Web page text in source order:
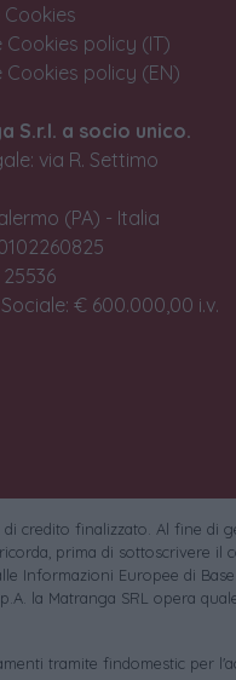
Cookies policy (IT)
Cookies policy (EN)
S.r.l. a socio unico.
via R. Settimo
(PA) - Italia
25536
€ 600.000,00 i.v.
credito finalizzato. Al fine di
prima di sottoscrivere il
Informazioni Europee di
la Matranga SRL opera
tramite findomestic per